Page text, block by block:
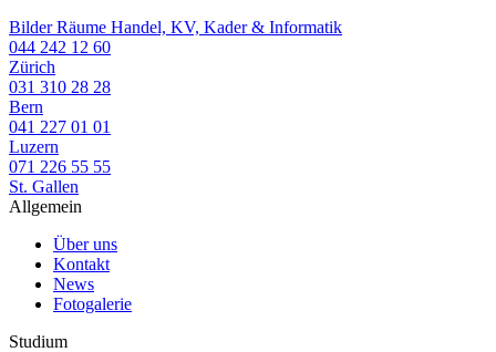
Bilder Räume Handel, KV, Kader & Informatik
044 242 12 60
Zürich
031 310 28 28
Bern
041 227 01 01
Luzern
071 226 55 55
St. Gallen
Allgemein
Über uns
Kontakt
News
Fotogalerie
Studium